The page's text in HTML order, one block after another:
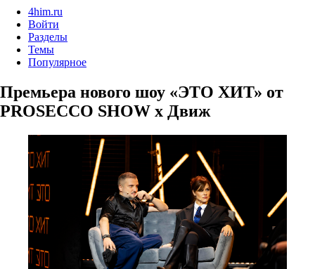
4him.ru
Войти
Разделы
Темы
Популярное
Премьера нового шоу «ЭТО ХИТ» от
PROSECCO SHOW х Движ